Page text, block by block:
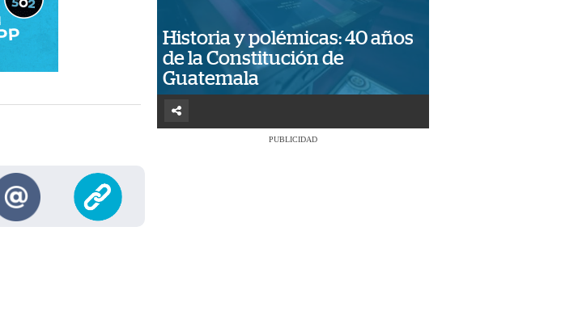
Historia y polémicas: 40 años
de la Constitución de
Guatemala
PUBLICIDAD